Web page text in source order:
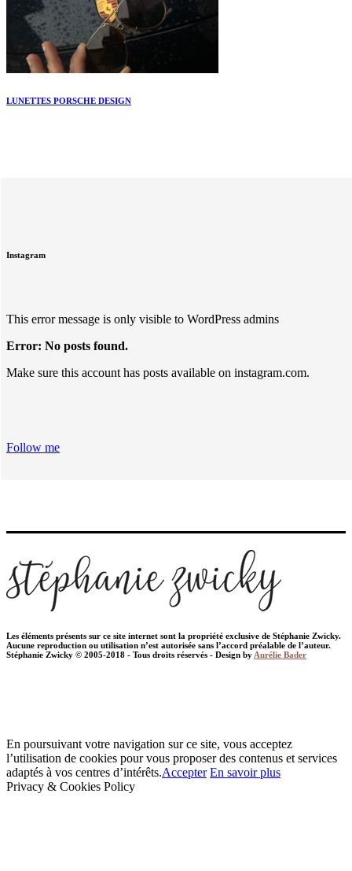
LUNETTES PORSCHE DESIGN
Instagram
This error message is only visible to WordPress admins
Error: No posts found.
Make sure this account has posts available on instagram.com.
Follow me
Les éléments présents sur ce site internet sont la propriété exclusive de Stéphanie Zwicky.
Aucune reproduction ou utilisation n’est autorisée sans l’accord préalable de l’auteur.
Stéphanie Zwicky © 2005-2018 - Tous droits réservés - Design byAurélie Bader
En poursuivant votre navigation sur ce site, vous acceptez
l’utilisation de cookies pour vous proposer des contenus et services
adaptés à vos centres d’intérêts.Accepter En savoir plus
Privacy & Cookies Policy